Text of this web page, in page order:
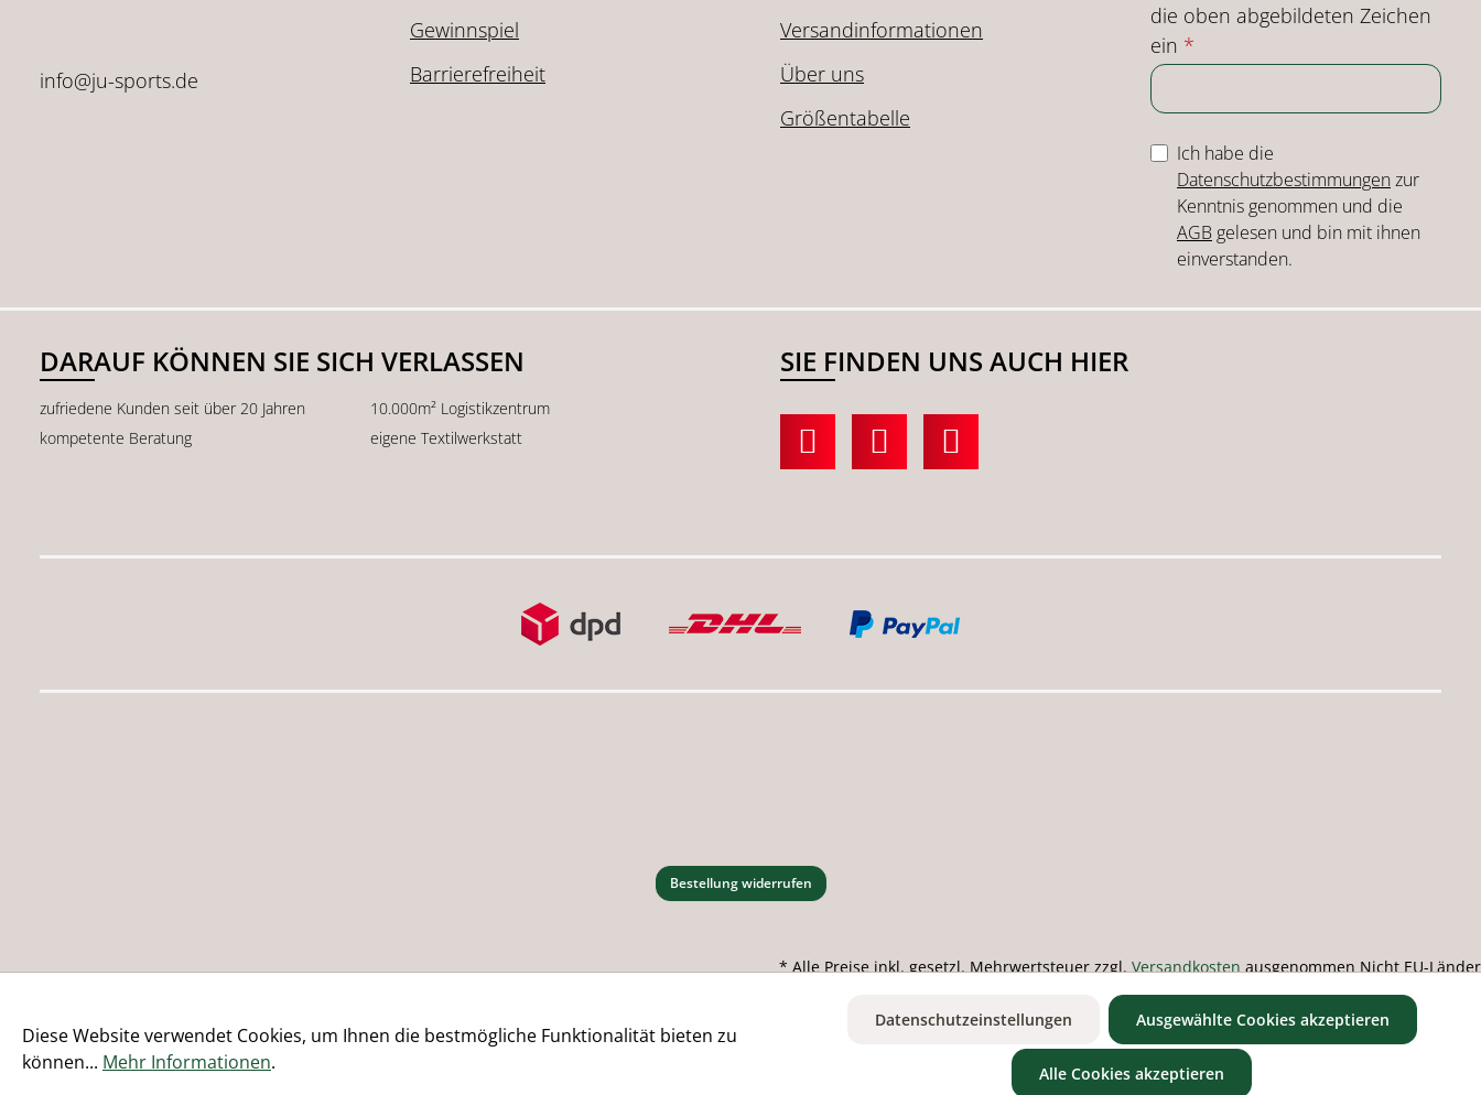
info@ju-sports.de
Gewinnspiel
Barrierefreiheit
Versandinformationen
Über uns
Größentabelle
die oben abgebildeten Zeichen
ein *
Ich habe die
Datenschutzbestimmungenzur
Kenntnis genommen und die
AGB gelesen und bin mit ihnen
einverstanden.
DARAUF KÖNNEN SIE SICH VERLASSEN
zufriedene Kunden seit über 20 Jahren
10.000m² Logistikzentrum
kompetente Beratung
eigene Textilwerkstatt
SIE FINDEN UNS AUCH HIER
Bestellung widerrufen
* Alle Preise inkl. gesetzl. Mehrwertsteuer zzgl. Versandkosten ausgenommen Nicht EU-Länder
Diese Website verwendet Cookies, um Ihnen die bestmögliche Funktionalität bieten zu
können... Mehr Informationen.
Datenschutzeinstellungen Ausgewählte Cookies akzeptieren
Alle Cookies akzeptieren